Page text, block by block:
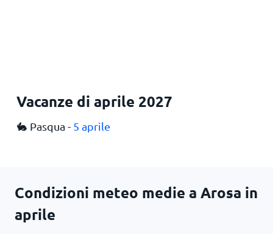
Vacanze di aprile 2027
🐇 Pasqua - 5 aprile
Condizioni meteo medie a Arosa in
aprile